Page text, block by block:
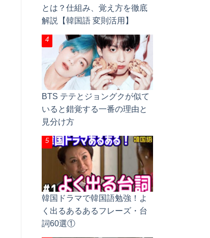
とは？仕組み、覚え方を徹底
解説【韓国語 変則活用】
BTS テテとジョングクが似て
いると錯覚する一番の理由と
見分け方
韓国ドラマで韓国語勉強！よ
く出るあるあるフレーズ・台
詞60選①